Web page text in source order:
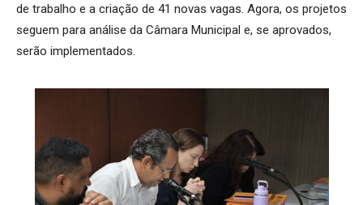
de trabalho e a criação de 41 novas vagas. Agora, os projetos
seguem para análise da Câmara Municipal e, se aprovados,
serão implementados.